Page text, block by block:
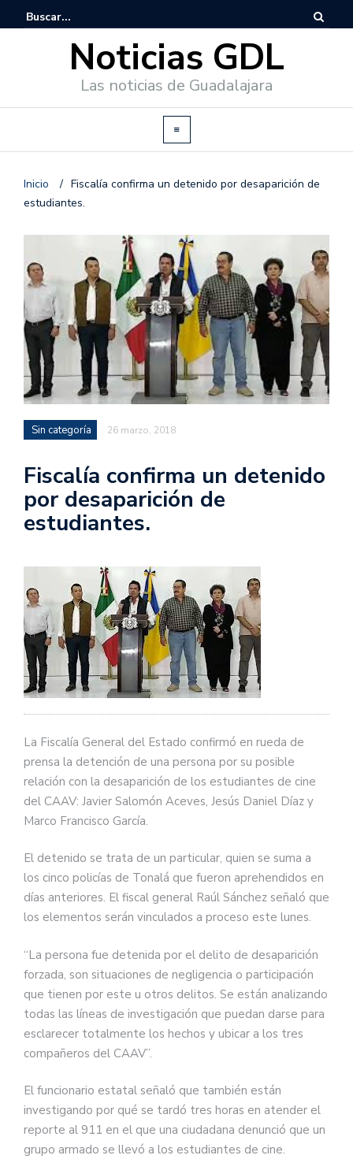
Noticias GDL
Las noticias de Guadalajara
Inicio / Fiscalía confirma un detenido por desaparición de
estudiantes.
Sin categoría 26 marzo, 2018
Fiscalía confirma un detenido
por desaparición de
estudiantes.
La Fiscalía General del Estado confirmó en rueda de
prensa la detención de una persona por su posible
relación con la desaparición de los estudiantes de cine
del CAAV: Javier Salomón Aceves, Jesús Daniel Díaz y
Marco Francisco García.
El detenido se trata de un particular, quien se suma a
los cinco policías de Tonalá que fueron aprehendidos en
días anteriores. El fiscal general Raúl Sánchez señaló que
los elementos serán vinculados a proceso este lunes.
“La persona fue detenida por el delito de desaparición
forzada, son situaciones de negligencia o participación
que tienen por este u otros delitos. Se están analizando
todas las líneas de investigación que puedan darse para
esclarecer totalmente los hechos y ubicar a los tres
compañeros del CAAV”.
El funcionario estatal señaló que también están
investigando por qué se tardó tres horas en atender el
reporte al 911 en el que una ciudadana denunció que un
grupo armado se llevó a los estudiantes de cine.